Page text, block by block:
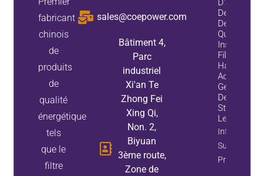
fabricant
chinois
de
produits
de
qualité
énergétique
tels
que le
filtre
sales@coepower.com
Bâtiment 4,
Parc
industriel
Xi'an Te
Zhong Fei
Xing Qi,
Non. 2,
Biyuan
3ème route,
Zone de
De La
De
Quand
Installer Un
Filtre
Actif, Un
Générateur
De
Statiques,
Les Deux
Sur La
Propriété